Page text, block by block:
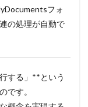
フォ
の処理が自動で
する」**という
です。